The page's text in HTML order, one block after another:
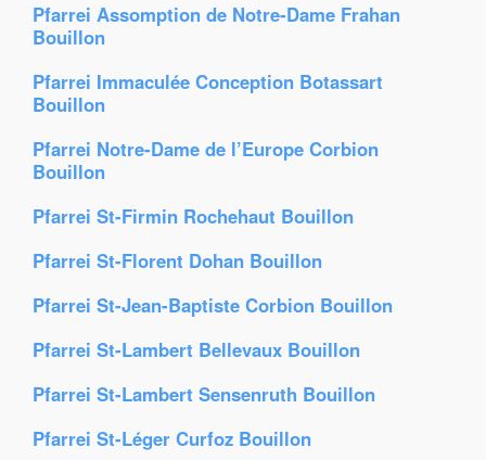
Pfarrei Assomption de Notre-Dame Frahan
Bouillon
Pfarrei Immaculée Conception Botassart
Bouillon
Pfarrei Notre-Dame de l’Europe Corbion
Bouillon
Pfarrei St-Firmin Rochehaut Bouillon
Pfarrei St-Florent Dohan Bouillon
Pfarrei St-Jean-Baptiste Corbion Bouillon
Pfarrei St-Lambert Bellevaux Bouillon
Pfarrei St-Lambert Sensenruth Bouillon
Pfarrei St-Léger Curfoz Bouillon